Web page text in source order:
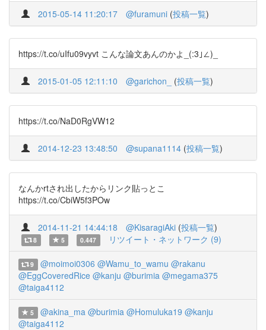
2015-05-14 11:20:17 @furamuni (投稿一覧)
https://t.co/uIfu09vyvt こんな論文あんのかよ_(:3｣∠)_
2015-01-05 12:11:10 @garichon_ (投稿一覧)
https://t.co/NaD0RgVW12
2014-12-23 13:48:50 @supana1114 (投稿一覧)
なんかrtされ出したからリンク貼っとこ
https://t.co/CbiW5f3POw
2014-11-21 14:44:18 @KisaragiAki (投稿一覧)
8 5 0.447 リツイート・ネットワーク (9)
9 @moimoi0306 @Wamu_to_wamu @rakanu
@EggCoveredRice @kanju @burimia @megama375
@taiga4112
5 @akina_ma @burimia @Homuluka19 @kanju
@taiga4112